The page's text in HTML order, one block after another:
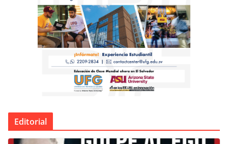
Editorial